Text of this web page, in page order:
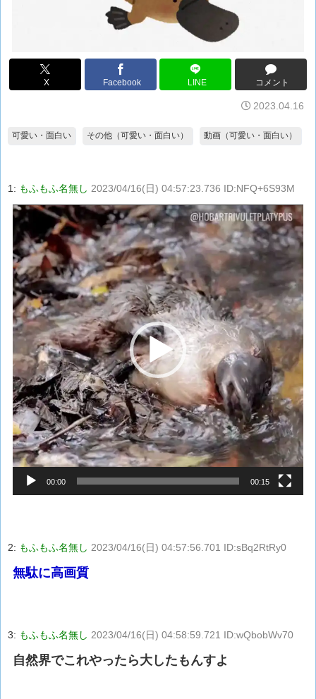
X Facebook LINE コメント
2023.04.16
可愛い・面白い その他（可愛い・面白い） 動画（可愛い・面白い）
1: もふもふ名無し 2023/04/16(日) 04:57:23.736 ID:NFQ+6S93M
動
画
プ
レ
ー
ヤ
ー
00:00 00:15
2: もふもふ名無し 2023/04/16(日) 04:57:56.701 ID:sBq2RtRy0
無駄に高画質
3: もふもふ名無し 2023/04/16(日) 04:58:59.721 ID:wQbobWv70
自然界でこれやったら大したもんすよ